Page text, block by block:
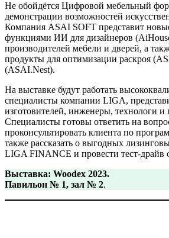
Не обойдётся Цифровой мебельный
демонстрации возможностей
Компания ASAI SOFT представит
функциями ИИ для дизайнеров
производителей мебели и дверей, а
продукты для оптимизации раскроя
(ASAI.Nest).
На выставке будут работать
специалисты компании LIGA,
изготовителей, инженеры, технологи
Специалисты готовы ответить на
проконсультировать клиента по
также рассказать о выгодных
LIGA FINANCE и провести тест-драйв
Выставка: Woodex 2023.
Павильон № 1, зал № 2.